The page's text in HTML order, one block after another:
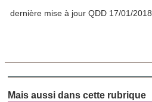
dernière mise à jour QDD 17/01/2018